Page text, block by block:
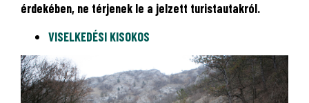
érdekében, ne térjenek le a jelzett turistautakról.
VISELKEDÉSI KISOKOS